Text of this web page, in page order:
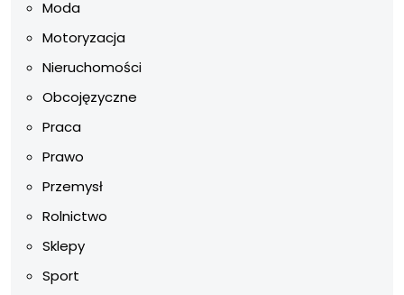
Moda
Motoryzacja
Nieruchomości
Obcojęzyczne
Praca
Prawo
Przemysł
Rolnictwo
Sklepy
Sport